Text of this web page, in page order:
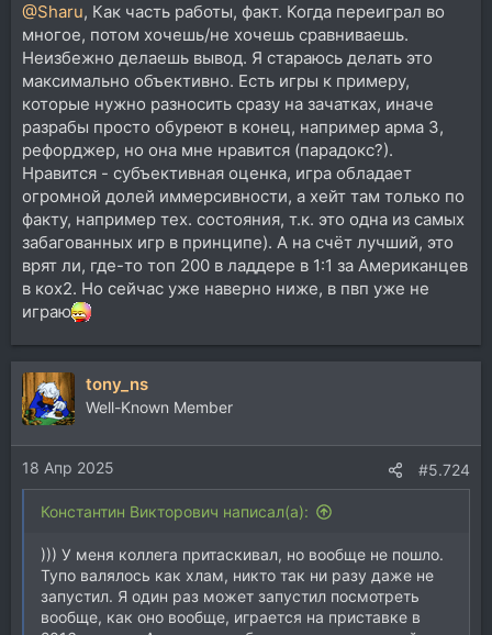
@Sharu, Как часть работы, факт. Когда переиграл во
многое, потом хочешь/не хочешь сравниваешь.
Неизбежно делаешь вывод. Я стараюсь делать это
максимально объективно. Есть игры к примеру,
которые нужно разносить сразу на зачатках, иначе
разрабы просто обуреют в конец, например арма 3,
рефорджер, но она мне нравится (парадокс?).
Нравится - субъективная оценка, игра обладает
огромной долей иммерсивности, а хейт там только по
факту, например тех. состояния, т.к. это одна из самых
забагованных игр в принципе). А на счёт лучший, это
врят ли, где-то топ 200 в ладдере в 1:1 за Американцев
в кох2. Но сейчас уже наверно ниже, в пвп уже не
играю
tony_ns
Well-Known Member
18 Апр 2025 #5.724
Константин Викторович написал(а):
))) У меня коллега притаскивал, но вообще не пошло.
Тупо валялось как хлам, никто так ни разу даже не
запустил. Я один раз может запустил посмотреть
вообще, как оно вообще, играется на приставке в